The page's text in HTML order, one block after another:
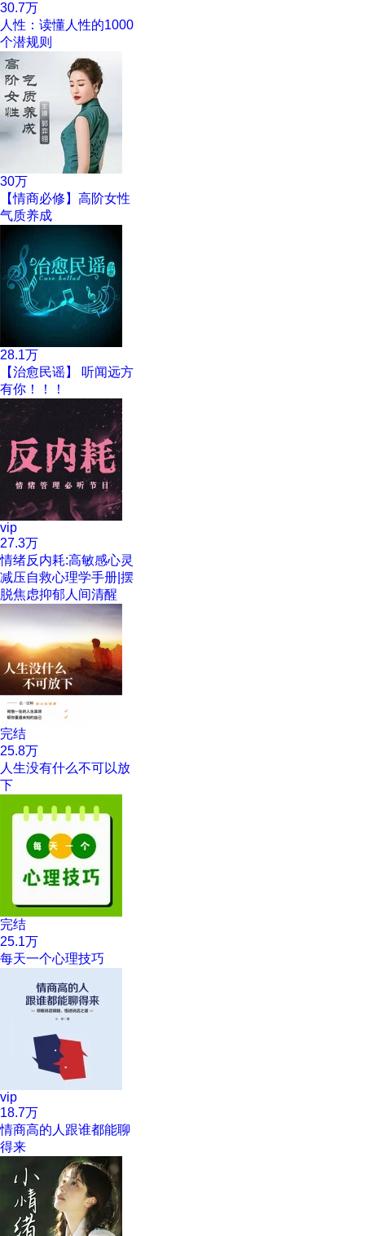
30.7万
人性：读懂人性的1000
个潜规则
30万
【情商必修】高阶女性
气质养成
28.1万
【治愈民谣】 听闻远方
有你！！！
vip
27.3万
情绪反内耗:高敏感心灵
减压自救心理学手册|摆
脱焦虑抑郁人间清醒
完结
25.8万
人生没有什么不可以放
下
完结
25.1万
每天一个心理技巧
vip
18.7万
情商高的人跟谁都能聊
得来